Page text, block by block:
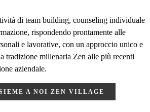
di team building, counseling individuale
rispondendo prontamente alle
e lavorative, con un approccio unico e
tradizione millenaria Zen alle più recenti
aziendale.
A NOI ZEN VILLAGE